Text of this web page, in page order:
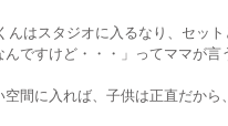
んはスタジオに入るなり、セッ
んですけど・・・」ってママが言
空間に入れば、子供は正直だから